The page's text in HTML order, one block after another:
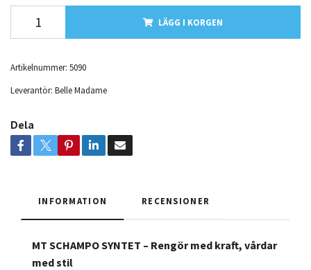
LÄGG I KORGEN
Artikelnummer: 5090
Leverantör: Belle Madame
Dela
INFORMATION RECENSIONER
MT SCHAMPO SYNTET – Rengör med kraft, vårdar
med stil